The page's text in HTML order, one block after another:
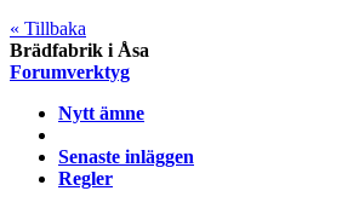
« Tillbaka
Brädfabrik i Åsa
Forumverktyg
Nytt ämne
Senaste inläggen
Regler